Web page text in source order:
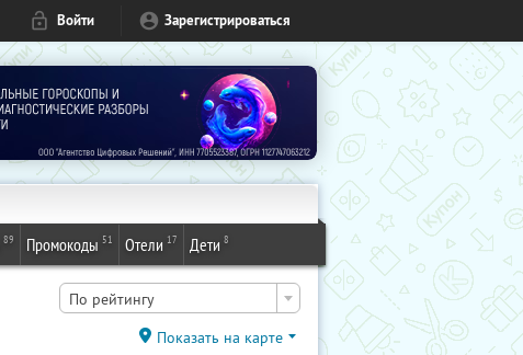
Войти Зарегистрироваться
89 Промокоды 51 Отели 17 Дети 8
По рейтингу
Показать на карте